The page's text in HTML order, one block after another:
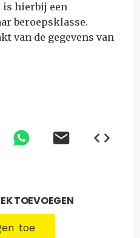
is hierbij een
beroepsklasse.
van de gegevens van
TOEVOEGEN
toe